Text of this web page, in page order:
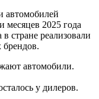
автомобилей
месяцев 2025 года
стране реализовали
автомобили.
у дилеров.